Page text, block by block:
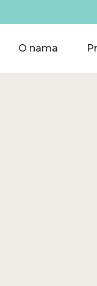
O nama